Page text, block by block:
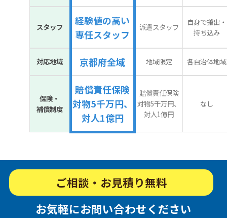
スタッフ
経験値の高い
専任スタッフ
派遣スタッフ
自身で搬出・
持ち込み
対応地域 京都府全域 地域限定 各自治体地域
保険・
補償制度
賠償責任保険
対物5千万円、
対人1億円
賠償責任保険
対物5千万円、
対人1億円
なし
ご相談・お見積り無料
お気軽にお問い合わせください